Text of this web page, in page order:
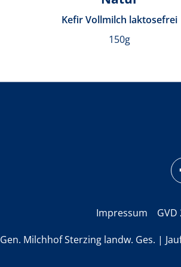
Kefir Vollmilch laktosefrei
150g
Impressum GVD
Gen. Milchhof Sterzing landw. Ges. |